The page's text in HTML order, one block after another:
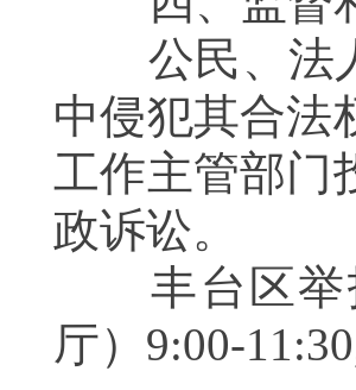
公民、法人
中侵犯其合法
工作主管部门
政诉讼。
丰台区举报
厅）9:00-